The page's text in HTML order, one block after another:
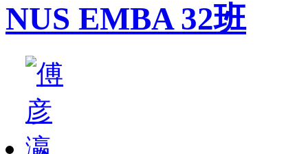
NUS EMBA 32班